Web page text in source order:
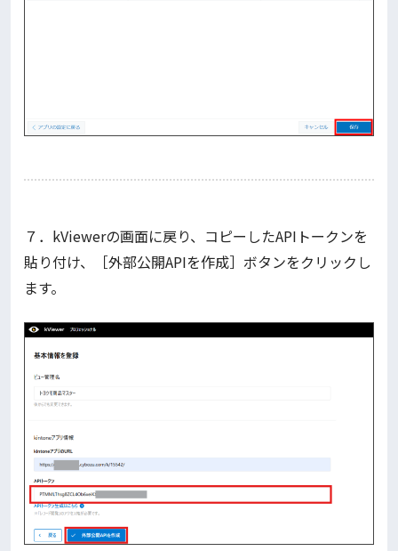
７．kViewerの画面に戻り、コピーしたAPIトークンを
貼り付け、［外部公開APIを作成］ボタンをクリックし
ます。